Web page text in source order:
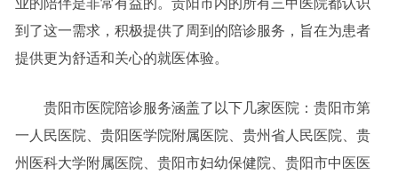
业的陪伴是非常有益的。贵阳市内的所有三甲医院都认识
到了这一需求，积极提供了周到的陪诊服务，旨在为患者
提供更为舒适和关心的就医体验。
贵阳市医院陪诊服务涵盖了以下几家医院：贵阳市第
一人民医院、贵阳医学院附属医院、贵州省人民医院、贵
州医科大学附属医院、贵阳市妇幼保健院、贵阳市中医医